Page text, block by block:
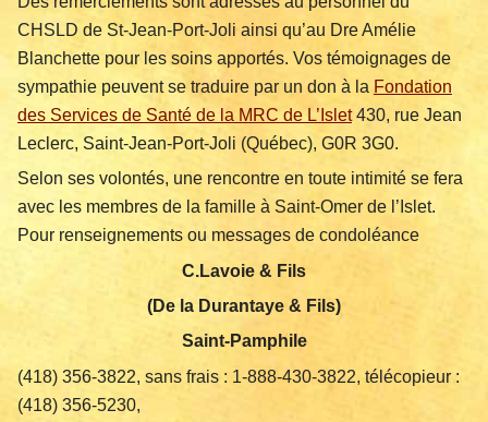
CHSLD de St-Jean-Port-Joli ainsi qu’au Dre Amélie
Blanchette pour les soins apportés. Vos témoignages de
sympathie peuvent se traduire par un don à la Fondation
des Services de Santé de la MRC de L’Islet430, rue Jean
Leclerc, Saint-Jean-Port-Joli (Québec), G0R 3G0.
Selon ses volontés, une rencontre en toute intimité se fera
avec les membres de la famille à Saint-Omer de l’Islet.
Pour renseignements ou messages de condoléance
C.Lavoie & Fils
(De la Durantaye & Fils)
Saint-Pamphile
(418) 356-3822, sans frais : 1-888-430-3822, télécopieur :
(418) 356-5230,